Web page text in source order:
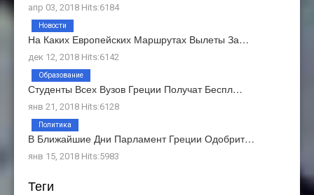
апр 03, 2018 Hits:6184
На Каких Европейских Маршрутах Вылеты За…
дек 12, 2018 Hits:6142
Новости
Студенты Всех Вузов Греции Получат Беспл…
янв 21, 2018 Hits:6128
Образование
В Ближайшие Дни Парламент Греции Одобрит…
янв 15, 2018 Hits:5983
Политика
Теги